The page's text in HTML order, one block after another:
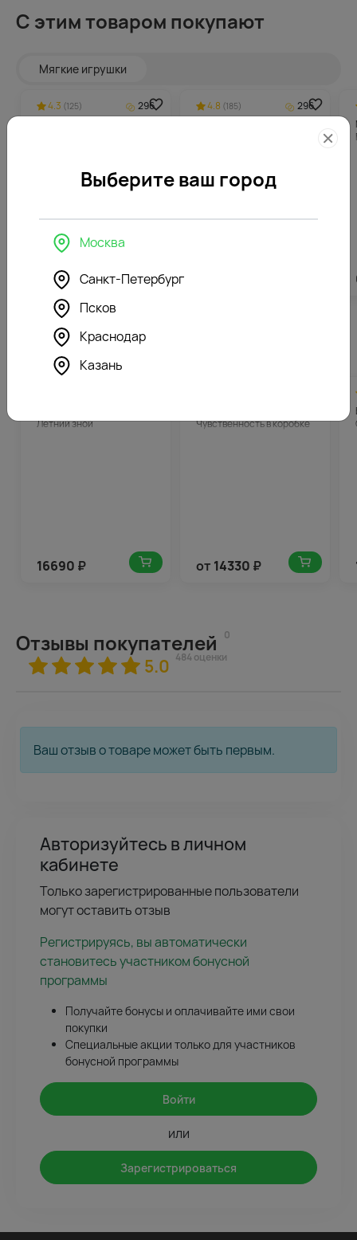
С этим товаром покупают
Мягкие игрушки
4.3 (125)
296
5912₽
4.8 (185)
296
Похожие товары
Летний зной
16690 ₽
Чувственность в коробке
от 14330 ₽
Отзывы покупателей 0
5.0 484 оценки
Ваш отзыв о товаре может быть первым.
Авторизуйтесь в личном
кабинете
Только зарегистрированные пользователи
могут оставить отзыв
Регистрируясь, вы автоматически
становитесь участником бонусной
программы
Получайте бонусы и оплачивайте ими свои
покупки
Специальные акции только для участников
бонусной программы
Войти
или
Зарегистрироваться
Выберите ваш город
Москва
Санкт-Петербург
Псков
Краснодар
Казань